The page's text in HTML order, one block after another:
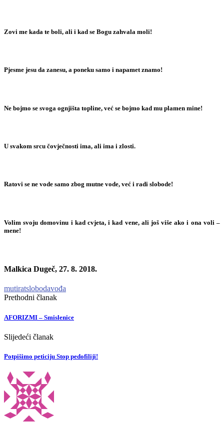
Zovi me kada te boli, ali i kad se Bogu zahvala moli!
Pjesme jesu da zanesu, a poneku samo i napamet znamo!
Ne bojmo se svoga ognjišta topline, već se bojmo kad mu plamen mine!
U svakom srcu čovječnosti ima, ali ima i zlosti.
Ratovi se ne vode samo zbog mutne vode, već i radi slobode!
Volim svoju domovinu i kad cvjeta, i kad vene, ali još više ako i ona voli –
mene!
Malkica Dugeč, 27. 8. 2018.
mutiratslobodavođa
Prethodni članak
AFORIZMI – Smislenice
Slijedeći članak
Potpišimo peticiju Stop pedofiliji!